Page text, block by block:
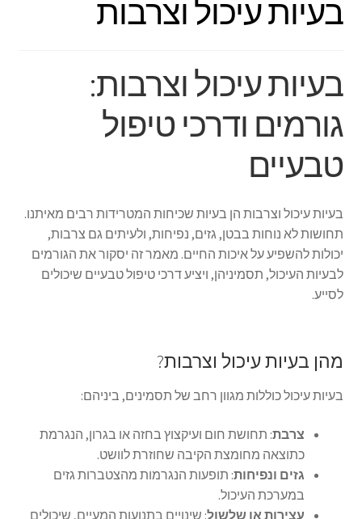
בעיות עיכול וצרבות
בעיות עיכול וצרבות:
גורמים ודרכי טיפול
טבעיים
בעיות עיכול וצרבות הן בעיות שכיחות המטרידות רבים מאיתנו.
תחושות לא נוחות בבטן, גזים, נפיחות, ולעיתים גם צרבות,
יכולות להשפיע על איכות החיים. מאמר זה יסקור את הגורמים
לבעיות העיכול, תסמיניהן, ויציע דרכי טיפול טבעיים שיכולים
לסייע.
מהן בעיות עיכול וצרבות?
בעיות עיכול כוללות מגוון רחב של תסמינים, ביניהם:
צרבת: תחושת חום ועיקצוץ בחזה או בגרון, הנגרמת
כתוצאה מחומצת הקיבה שחוזרת לוושט.
גזים ונפיחות: תופעות הנגרמות מהצטברות גזים
במערכת העיכול.
עצירות או שלשול: שינויים בתנועות המעיים, שיכולים